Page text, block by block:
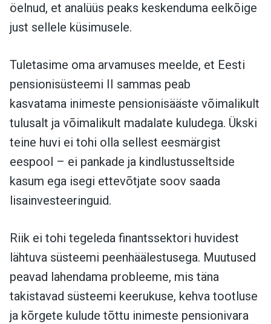
öelnud, et analüüs peaks keskenduma eelkõige
just sellele küsimusele.
Tuletasime oma arvamuses meelde, et Eesti
pensionisüsteemi II sammas peab
kasvatama inimeste pensionisääste võimalikult
tulusalt ja võimalikult madalate kuludega. Ükski
teine huvi ei tohi olla sellest eesmärgist
eespool – ei pankade ja kindlustusseltside
kasum ega isegi ettevõtjate soov saada
lisainvesteeringuid.
Riik ei tohi tegeleda finantssektori huvidest
lähtuva süsteemi peenhäälestusega. Muutused
peavad lahendama probleeme, mis täna
takistavad süsteemi keerukuse, kehva tootluse
ja kõrgete kulude tõttu inimeste pensionivara